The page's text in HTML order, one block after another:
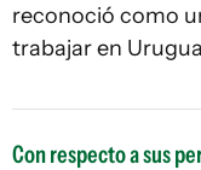
reconoció como
trabajar en
Con respecto a sus